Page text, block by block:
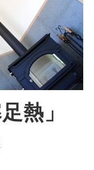
熱」